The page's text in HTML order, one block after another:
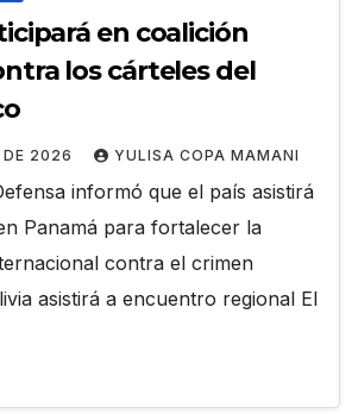
en coalición
los cárteles del
DE 2026 YULISA COPA MAMANI
informó que el país asistirá
Panamá para fortalecer la
contra el crimen
asistirá a encuentro regional El